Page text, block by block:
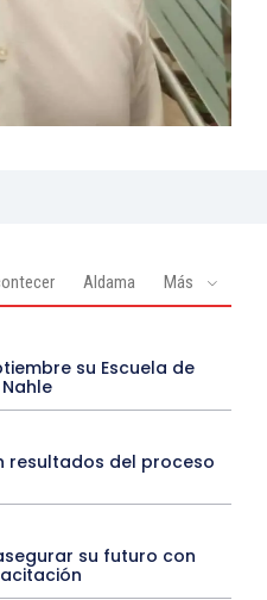
Aldama Más
su Escuela de
resultados del proceso
su futuro con